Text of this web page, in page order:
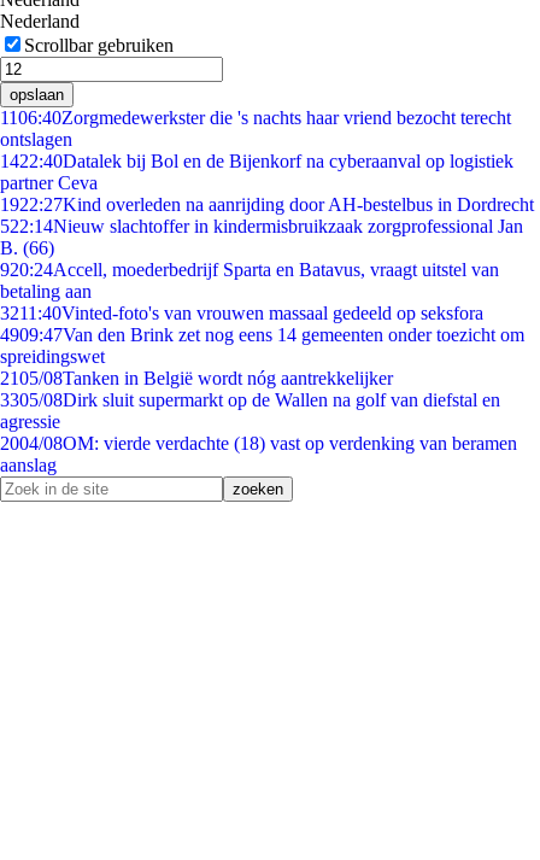
Nederland
Scrollbar gebruiken
opslaan
1106:40Zorgmedewerkster die 's nachts haar vriend bezocht terecht
ontslagen
1422:40Datalek bij Bol en de Bijenkorf na cyberaanval op logistiek
partner Ceva
1922:27Kind overleden na aanrijding door AH-bestelbus in Dordrecht
522:14Nieuw slachtoffer in kindermisbruikzaak zorgprofessional Jan
B. (66)
920:24Accell, moederbedrijf Sparta en Batavus, vraagt uitstel van
betaling aan
3211:40Vinted-foto's van vrouwen massaal gedeeld op seksfora
4909:47Van den Brink zet nog eens 14 gemeenten onder toezicht om
spreidingswet
2105/08Tanken in België wordt nóg aantrekkelijker
3305/08Dirk sluit supermarkt op de Wallen na golf van diefstal en
agressie
2004/08OM: vierde verdachte (18) vast op verdenking van beramen
aanslag